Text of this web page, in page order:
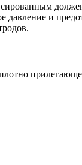
давление и